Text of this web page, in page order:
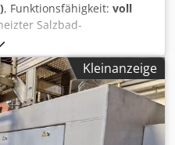
, Funktionsfähigkeit: voll
Salzbad-
bestehend aus:
950-650/100-5000
200 kg/h
Höhe: 90 mm
5.000 mm
170 -
Heizzone: 30 - 240
Kleinanzeige